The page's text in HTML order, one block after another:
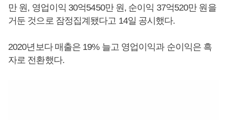
만 원, 영업이익 30억5450만 원, 순이익 37억520만 원을
거둔 것으로 잠정집계됐다고 14일 공시했다.
2020년보다 매출은 19% 늘고 영업이익과 순이익은 흑
자로 전환했다.